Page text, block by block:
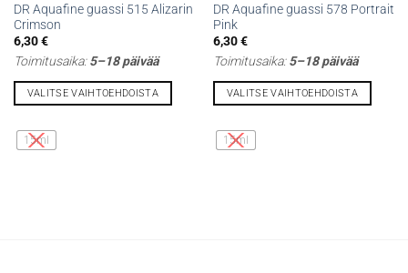
DR Aquafine guassi 515 Alizarin
Crimson
6,30€
Toimitusaika:5–18 päivää
VALITSE VAIHTOEHDOISTA
tuotteella
on
15ml
DR Aquafine guassi 578 Portrait
Pink
6,30€
Toimitusaika:5–18 päivää
VALITSE VAIHTOEHDOISTA
tuotteella
on
15ml